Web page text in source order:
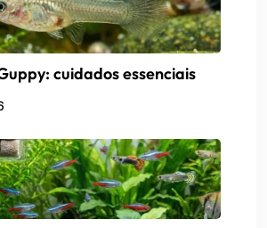
cuidados essenciais